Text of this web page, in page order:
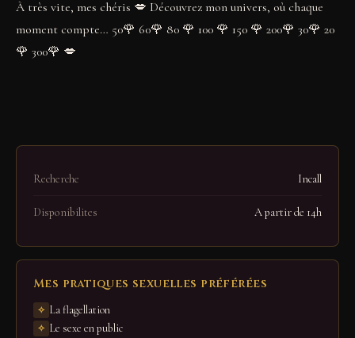
À très vite, mes chéris 💋 Découvrez mon univers, où chaque
moment compte… 50🌹 60🌹 80 🌹 100 🌹 150 🌹 200🌹 30🌹 20
🌹 300🌹 💋
Recherche Incall
Disponibilites A partir de 14h
Mes pratiques sexuelles préférées
La flagellation
Le sexe en public